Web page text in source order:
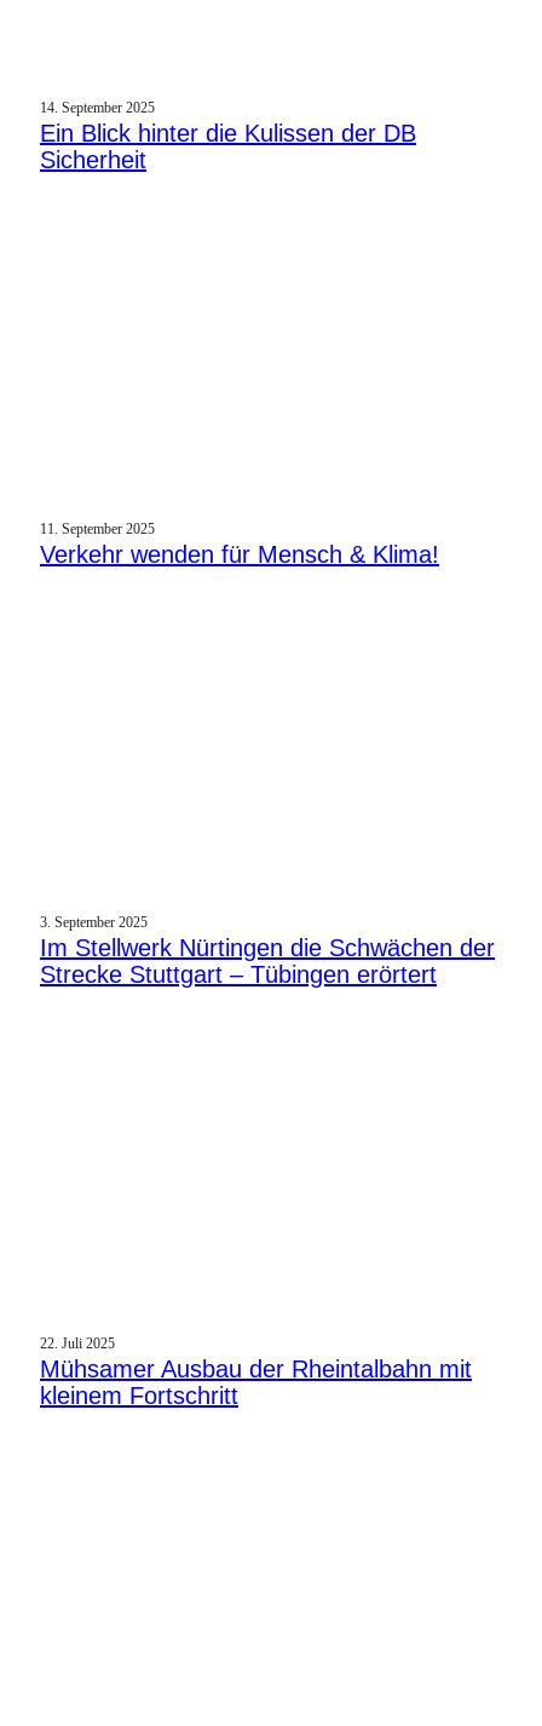
14. September 2025
Ein Blick hinter die Kulissen der DB
Sicherheit
11. September 2025
Verkehr wenden für Mensch & Klima!
3. September 2025
Im Stellwerk Nürtingen die Schwächen der
Strecke Stuttgart – Tübingen erörtert
22. Juli 2025
Mühsamer Ausbau der Rheintalbahn mit
kleinem Fortschritt